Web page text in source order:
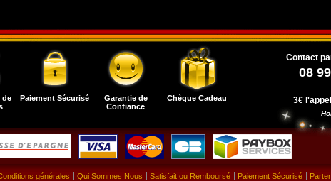
de
Paiement Sécurisé
Garantie de
Confiance
Chèque Cadeau
Contact
08
3€
générales Qui Sommes Nous Satisfait ou Remboursé Paiement Sécurisé